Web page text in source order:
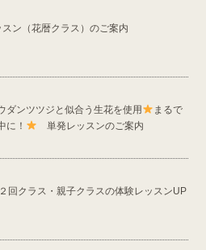
ン（花暦クラス）のご案内
ダンツツジと似合う生花を使用
まるで
に！
単発レッスンのご案内
回クラス・親子クラスの体験レッスンUP